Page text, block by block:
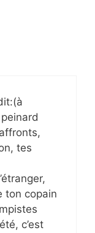
tes
ton copain
c’est